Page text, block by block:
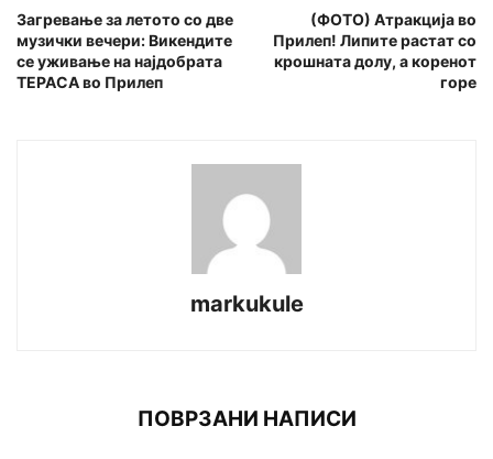
Загревање за летото со две
музички вечери: Викендите
се уживање на најдобрата
ТЕРАСА во Прилеп
(ФОТО) Атракција во
Прилеп! Липите растат со
крошната долу, а коренот
горе
markukule
ПОВРЗАНИ НАПИСИ